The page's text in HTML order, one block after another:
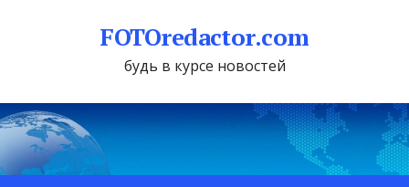
FOTOredactor.com
будь в курсе новостей